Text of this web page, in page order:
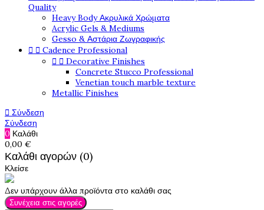
Quality
Heavy Body Ακρυλικά Χρώματα
Acrylic Gels & Mediums
Gesso & Αστάρια Ζωγραφικής
  Cadence Professional
  Decorative Finishes
Concrete Stucco Professional
Venetian touch marble texture
Metallic Finishes
 Σύνδεση
Σύνδεση
0 Καλάθι
0,00 €
Καλάθι αγορών (0)
Κλείσε
Δεν υπάρχουν άλλα προϊόντα στο καλάθι σας
Συνέχεια στις αγορές